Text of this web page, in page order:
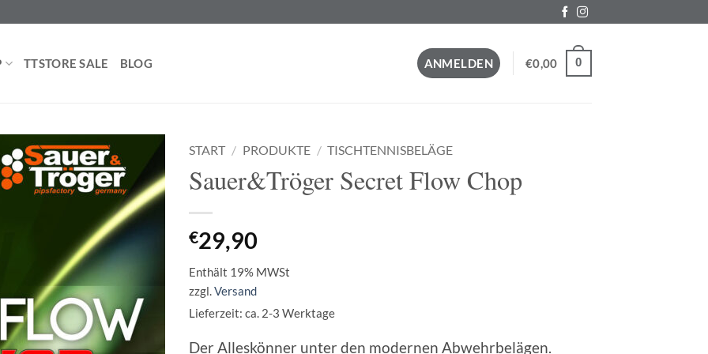
TTSTORE SALE BLOG ANMELDEN €0,00 0
START / PRODUKTE / TISCHTENNISBELÄGE
Sauer&Tröger Secret Flow Chop
€29,90
Enthält 19% MWSt
zzgl.Versand
Lieferzeit: ca. 2-3 Werktage
Der Alleskönner unter den modernen Abwehrbelägen.